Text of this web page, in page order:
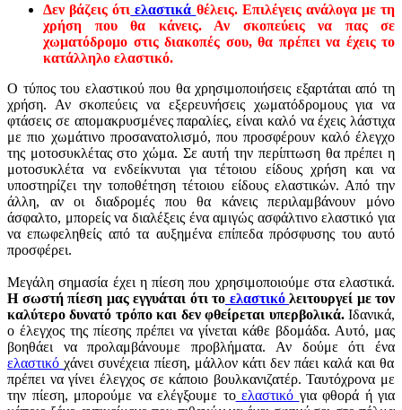
Δεν βάζεις ότι ελαστικά θέλεις. Επιλέγεις ανάλογα με τη
χρήση που θα κάνεις. Αν σκοπεύεις να πας σε
χωματόδρομο στις διακοπές σου, θα πρέπει να έχεις το
κατάλληλο ελαστικό.
Ο τύπος του ελαστικού που θα χρησιμοποιήσεις εξαρτάται από τη
χρήση. Αν σκοπεύεις να εξερευνήσεις χωματόδρομους για να
φτάσεις σε απομακρυσμένες παραλίες, είναι καλό να έχεις λάστιχα
με πιο χωμάτινο προσανατολισμό, που προσφέρουν καλό έλεγχο
της μοτοσυκλέτας στο χώμα. Σε αυτή την περίπτωση θα πρέπει η
μοτοσυκλέτα να ενδείκνυται για τέτοιου είδους χρήση και να
υποστηρίζει την τοποθέτηση τέτοιου είδους ελαστικών. Από την
άλλη, αν οι διαδρομές που θα κάνεις περιλαμβάνουν μόνο
άσφαλτο, μπορείς να διαλέξεις ένα αμιγώς ασφάλτινο ελαστικό για
να επωφεληθείς από τα αυξημένα επίπεδα πρόσφυσης του αυτό
προσφέρει.
Μεγάλη σημασία έχει η πίεση που χρησιμοποιούμε στα ελαστικά.
Η σωστή πίεση μας εγγυάται ότι το ελαστικό λειτουργεί με τον
καλύτερο δυνατό τρόπο και δεν φθείρεται υπερβολικά.Ιδανικά,
ο έλεγχος της πίεσης πρέπει να γίνεται κάθε βδομάδα. Αυτό, μας
βοηθάει να προλαμβάνουμε προβλήματα. Αν δούμε ότι ένα
ελαστικόχάνει συνέχεια πίεση, μάλλον κάτι δεν πάει καλά και θα
πρέπει να γίνει έλεγχος σε κάποιο βουλκανιζατέρ. Ταυτόχρονα με
την πίεση, μπορούμε να ελέγξουμε τοελαστικό για φθορά ή για